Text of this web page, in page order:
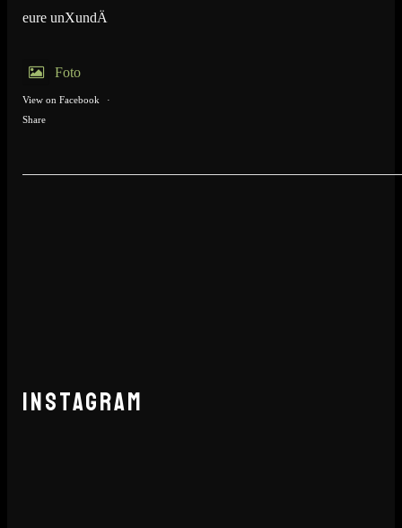
eure unXundÄ
Foto
View on Facebook
·
Share
INSTAGRAM